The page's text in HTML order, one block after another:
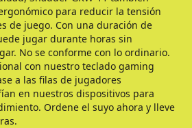
para reducir la tensión
de juego. Con una duración de
jugar durante horas sin
No se conforme con lo ordinario.
con nuestro teclado gaming
a las filas de jugadores
en nuestros dispositivos para
Ordene el suyo ahora y lleve